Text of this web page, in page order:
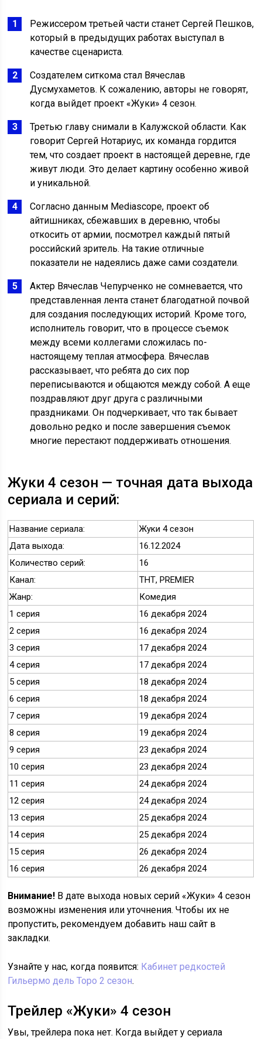
Режиссером третьей части станет Сергей Пешков,
который в предыдущих работах выступал в
качестве сценариста.
Создателем ситкома стал Вячеслав
Дусмухаметов. К сожалению, авторы не говорят,
когда выйдет проект «Жуки» 4 сезон.
Третью главу снимали в Калужской области. Как
говорит Сергей Нотариус, их команда гордится
тем, что создает проект в настоящей деревне, где
живут люди. Это делает картину особенно живой
и уникальной.
Согласно данным Mediascope, проект об
айтишниках, сбежавших в деревню, чтобы
откосить от армии, посмотрел каждый пятый
российский зритель. На такие отличные
показатели не надеялись даже сами создатели.
Актер Вячеслав Чепурченко не сомневается, что
представленная лента станет благодатной почвой
для создания последующих историй. Кроме того,
исполнитель говорит, что в процессе съемок
между всеми коллегами сложилась по-
настоящему теплая атмосфера. Вячеслав
рассказывает, что ребята до сих пор
переписываются и общаются между собой. А еще
поздравляют друг друга с различными
праздниками. Он подчеркивает, что так бывает
довольно редко и после завершения съемок
многие перестают поддерживать отношения.
Жуки 4 сезон — точная дата выхода
сериала и серий:
Название сериала:
Жуки 4 сезон
Дата выхода:
16.12.2024
Количество серий:
16
Канал:
ТНТ, PREMIER
Жанр:
Комедия
1 серия
16 декабря 2024
2 серия
16 декабря 2024
3 серия
17 декабря 2024
4 серия
17 декабря 2024
5 серия
18 декабря 2024
6 серия
18 декабря 2024
7 серия
19 декабря 2024
8 серия
19 декабря 2024
9 серия
23 декабря 2024
10 серия
23 декабря 2024
11 серия
24 декабря 2024
12 серия
24 декабря 2024
13 серия
25 декабря 2024
14 серия
25 декабря 2024
15 серия
26 декабря 2024
16 серия
26 декабря 2024
Внимание! В дате выхода новых серий «Жуки» 4 сезон
возможны изменения или уточнения. Чтобы их не
пропустить, рекомендуем добавить наш сайт в
закладки.
Узнайте у нас, когда появится: Кабинет редкостей
Гильермо дель Торо 2 сезон.
Трейлер «Жуки» 4 сезон
Увы, трейлера пока нет. Когда выйдет у сериала